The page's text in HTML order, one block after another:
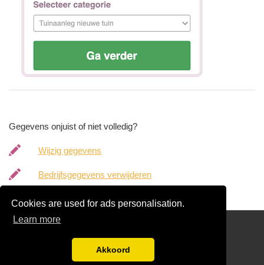
Cookies are used for ads personalisation.
Learn more
Akkoord
Gegevens onjuist of niet volledig?
Wijzig gegevens
Bedrijfsgegevens verwijderen
hoveniergegevens.nl